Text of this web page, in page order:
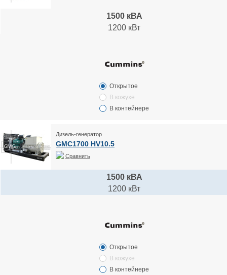
1500 кВА
1200 кВт
Открытое
В кожухе
В контейнере
Дизель-генератор
GMC1700 HV10.5
Сравнить
1500 кВА
1200 кВт
Открытое
В кожухе
В контейнере